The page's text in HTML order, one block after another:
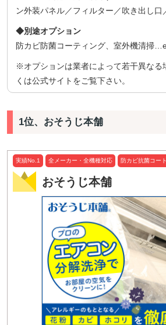
ン外装パネル／フィルター／吹き出し口
◆別途オプション
防カビ防菌コーティング、室外機清掃
※オプションは業者によって若干異なる
くは公式サイトをご覧下さい。
1位、おそうじ本舗
実績No.1 全メーカー・全機種対応 防カビ抗菌コー
おそうじ本舗